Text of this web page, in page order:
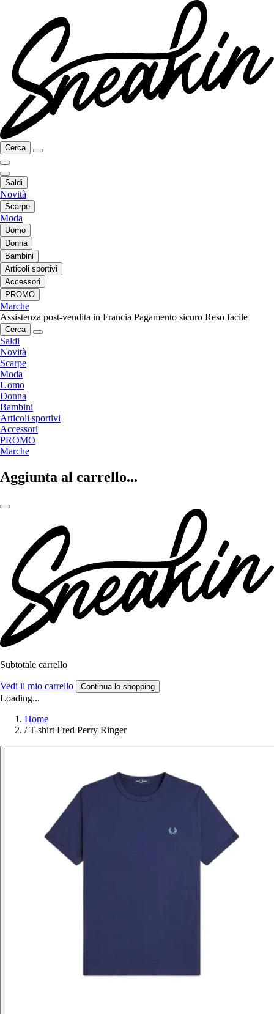
Cerca
Saldi
Novità
Scarpe
Moda
Uomo
Donna
Bambini
Articoli sportivi
Accessori
PROMO
Marche
Assistenza post-vendita in Francia Pagamento sicuro Reso facile
Cerca
Saldi
Novità
Scarpe
Moda
Uomo
Donna
Bambini
Articoli sportivi
Accessori
PROMO
Marche
Aggiunta al carrello...
Subtotale carrello
Vedi il mio carrello Continua lo shopping
Loading...
Home
/ T-shirt Fred Perry Ringer